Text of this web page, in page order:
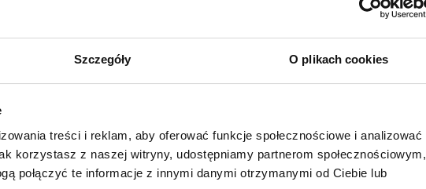
Szczegóły O plikach cookies
treści i reklam, aby oferować funkcje społecznościowe i analizować
korzystasz z naszej witryny, udostępniamy partnerom społecznościowym,
połączyć te informacje z innymi danymi otrzymanymi od Ciebie lub
Opinie klientów